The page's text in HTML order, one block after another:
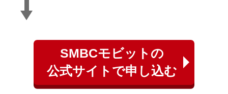
SMBCモビットの
公式サイトで申し込む